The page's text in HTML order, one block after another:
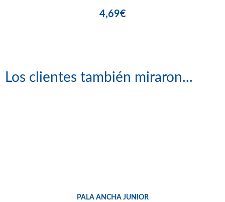
4,69€
Los clientes también miraron...
PALA ANCHA JUNIOR